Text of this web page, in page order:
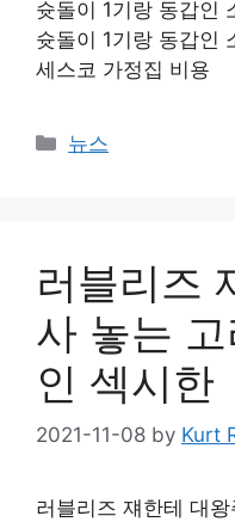
슛돌이 1기랑 동갑인
슛돌이 1기랑 동갑인
세스코 가정집 비용
Categories
뉴스
러블리즈
사 놓는
인 섹시한
2021-11-08 by Kurt
러블리즈 쟤한테 대